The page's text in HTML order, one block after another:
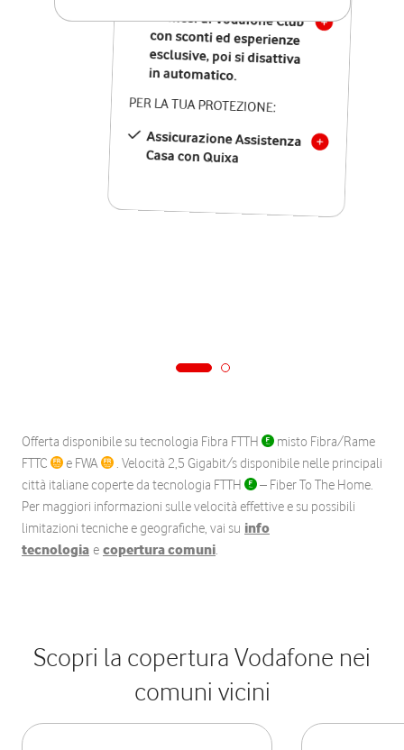
12 mesi di Vodafone Club
con sconti ed esperienze
esclusive, poi si disattiva
in automatico.
PER LA TUA PROTEZIONE:
Assicurazione Assistenza
Casa con Quixa
Offerta disponibile su tecnologia Fibra FTTH
misto Fibra/Rame
FTTC
e FWA
. Velocità 2,5 Gigabit/s disponibile nelle principali
città italiane coperte da tecnologia FTTH
– Fiber To The Home.
Per maggiori informazioni sulle velocità effettive e su possibili
limitazioni tecniche e geografiche, vai su info
tecnologia e copertura comuni.
Scopri la copertura Vodafone nei
comuni vicini